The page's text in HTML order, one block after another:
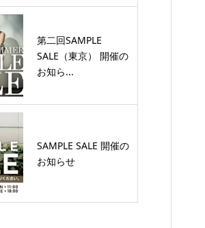
第二回SAMPLE
SALE（東京） 開催の
お知ら...
SAMPLE SALE 開催の
お知らせ